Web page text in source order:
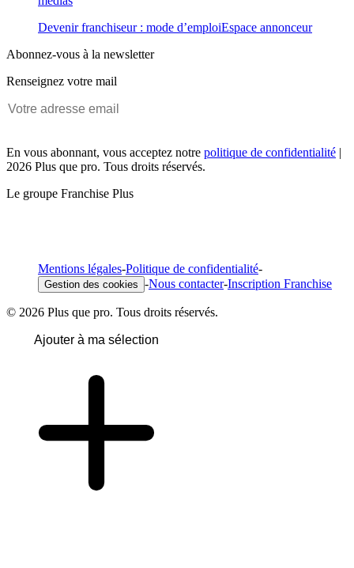
Devenir franchiseur : mode d’emploiEspace annonceur
Abonnez-vous à la newsletter
Renseignez votre mail
En vous abonnant, vous acceptez notre politique de confidentialité |
2026 Plus que pro. Tous droits réservés.
Le groupe Franchise Plus
Mentions légales-Politique de confidentialité-
Gestion des cookies -Nous contacter-Inscription Franchise
© 2026 Plus que pro. Tous droits réservés.
Ajouter à ma sélection